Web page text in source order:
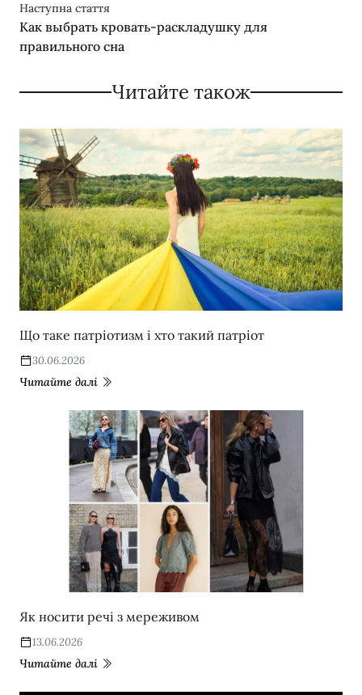
Наступна стаття
Как выбрать кровать-раскладушку для
правильного сна
Читайте також
Що таке патріотизм і хто такий патріот
30.06.2026
Читайте далі
Як носити речі з мереживом
13.06.2026
Читайте далі